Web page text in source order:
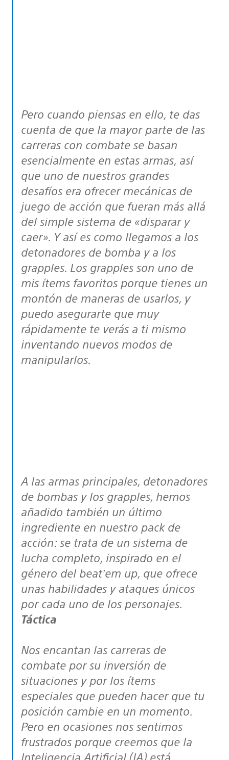
Pero cuando piensas en ello, te das
cuenta de que la mayor parte de las
carreras con combate se basan
esencialmente en estas armas, así
que uno de nuestros grandes
desafíos era ofrecer mecánicas de
juego de acción que fueran más allá
del simple sistema de «disparar y
caer». Y así es como llegamos a los
detonadores de bomba y a los
grapples. Los grapples son uno de
mis ítems favoritos porque tienes un
montón de maneras de usarlos, y
puedo asegurarte que muy
rápidamente te verás a ti mismo
inventando nuevos modos de
manipularlos.
A las armas principales, detonadores
de bombas y los grapples, hemos
añadido también un último
ingrediente en nuestro pack de
acción: se trata de un sistema de
lucha completo, inspirado en el
género del beat’em up, que ofrece
unas habilidades y ataques únicos
por cada uno de los personajes.
Táctica
Nos encantan las carreras de
combate por su inversión de
situaciones y por los ítems
especiales que pueden hacer que tu
posición cambie en un momento.
Pero en ocasiones nos sentimos
frustrados porque creemos que la
Inteligencia Artificial (IA) está